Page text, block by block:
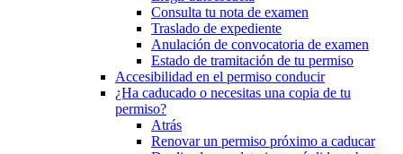
Consulta tu nota de examen
Traslado de expediente
Anulación de convocatoria de examen
Estado de tramitación de tu permiso
Accesibilidad en el permiso conducir
¿Ha caducado o necesitas una copia de tu
permiso?
Atrás
Renovar un permiso próximo a caducar